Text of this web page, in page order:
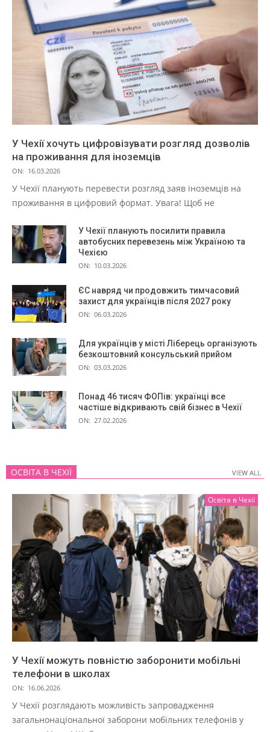
У Чехії хочуть цифровізувати розгляд дозволів
на проживання для іноземців
ON: 16.03.2026
У Чехії планують перевести розгляд заяв іноземців на
проживання в цифровий формат. Увага! Щоб не
У Чехії планують посилити правила
автобусних перевезень між Україною та
Чехією
ON: 10.03.2026
ЄС навряд чи продовжить тимчасовий
захист для українців після 2027 року
ON: 06.03.2026
Для українців у місті Ліберець організують
безкоштовний консульський прийом
ON: 03.03.2026
Понад 46 тисяч ФОПів: українці все
частіше відкривають свій бізнес в Чехії
ON: 27.02.2026
ОСВІТА В ЧЕХІЇ VIEW ALL
Освіта в Чехії
У Чехії можуть повністю заборонити мобільні
телефони в школах
ON: 16.06.2026
У Чехії розглядають можливість запровадження
загальнонаціональної заборони мобільних телефонів у
VIEW ALL